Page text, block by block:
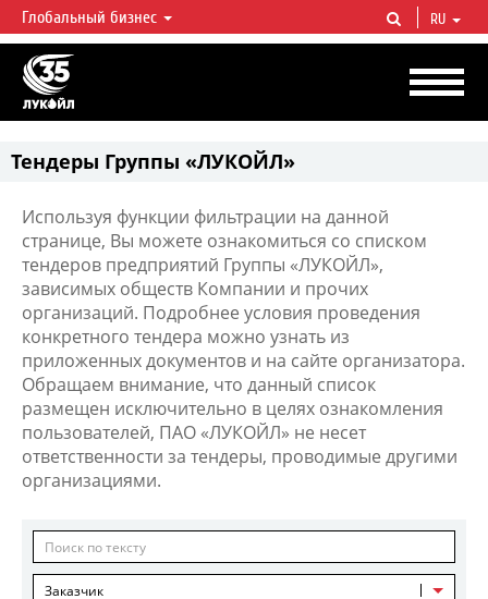
ЛУКОЙЛ СЕГОДНЯ
ЛУКОЙЛ — одна из крупнейших вертикально интегрированных
нефтегазовых компаний в мире, на долю которой приходится более 2%
мировой добычи нефти и около 1% доказанных запасов углеводородов.
Глобальный бизнес RU
Тендеры Группы «ЛУКОЙЛ»
Используя функции фильтрации на данной
странице, Вы можете ознакомиться со списком
тендеров предприятий Группы «ЛУКОЙЛ»,
зависимых обществ Компании и прочих
организаций. Подробнее условия проведения
конкретного тендера можно узнать из
приложенных документов и на сайте организатора.
Обращаем внимание, что данный список
размещен исключительно в целях ознакомления
пользователей, ПАО «ЛУКОЙЛ» не несет
ответственности за тендеры, проводимые другими
организациями.
Заказчик